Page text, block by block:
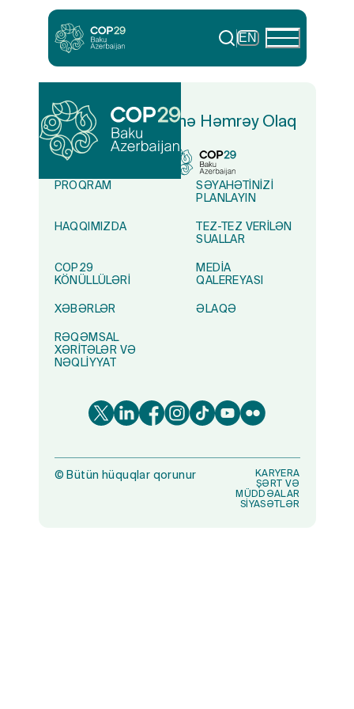
EN
Yaşıl Dünya Naminə Həmrəy Olaq
PROQRAM
SƏYAHƏTINIZI
PLANLAYIN
HAQQIMIZDA
TEZ-TEZ VERILƏN
SUALLAR
COP29
KÖNÜLLÜLƏRI
MEDIA
QALEREYASI
XƏBƏRLƏR ƏLAQƏ
RƏQƏMSAL
XƏRITƏLƏR VƏ
NƏQLIYYAT
© Bütün hüquqlar qorunur
KARYERA
ŞƏRT VƏ
MÜDDƏALAR
SİYASƏTLƏR